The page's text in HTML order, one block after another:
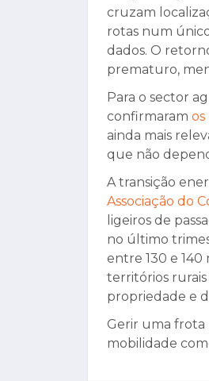
cruzam
rotas num
dados. O
prematuro,
Para o sector
confirmaram
ainda mais
que não
A transição
Associação do
ligeiros de
no último
entre 130 e
territórios rurais
propriedade e
Gerir uma frota
mobilidade